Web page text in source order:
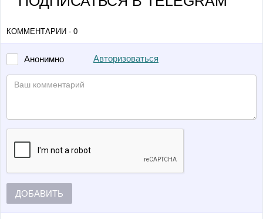
КОММЕНТАРИИ - 0
Анонимно Авторизоваться
ДОБАВИТЬ